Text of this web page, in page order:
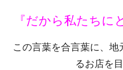
『だから私たちに
この言葉を合言葉に、
るお店を